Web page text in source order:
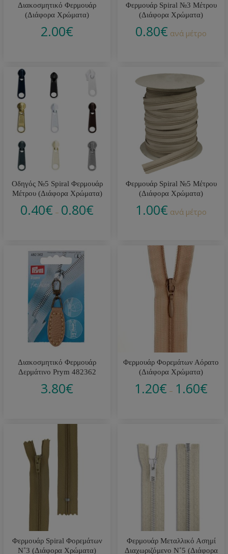
Διακοσμητικό Φερμουάρ
(Διάφορα Χρώματα)
2.00€
Φερμουάρ Spiral №3 Μέτρου
(Διάφορα Χρώματα)
0.80€ ανά μέτρο
Οδηγός №5 Spiral Φερμουάρ
Μέτρου (Διάφορα Χρώματα)
0.40€ – 0.80€
Φερμουάρ Spiral №5 Μέτρου
(Διάφορα Χρώματα)
1.00€ ανά μέτρο
Διακοσμητικό Φερμουάρ
Δερμάτινο Prym 482362
3.80€
Φερμουάρ Φορεμάτων Αόρατο
(Διάφορα Χρώματα)
1.20€ – 1.60€
Φερμουάρ Spiral Φορεμάτων
Ν˚3 (Διάφορα Χρώματα)
Φερμουάρ Μεταλλικό Ασημί
Διαχωριζόμενο Ν˚5 (Διάφορα